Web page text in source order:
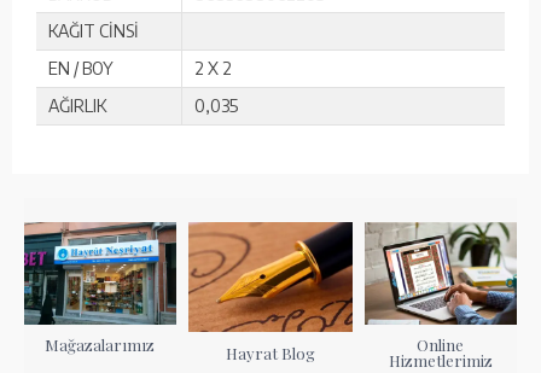
KAĞIT CİNSİ
EN / BOY
2 X 2
AĞIRLIK
0,035
Mağazalarımız Hayrat Blog Online
Hizmetlerimiz